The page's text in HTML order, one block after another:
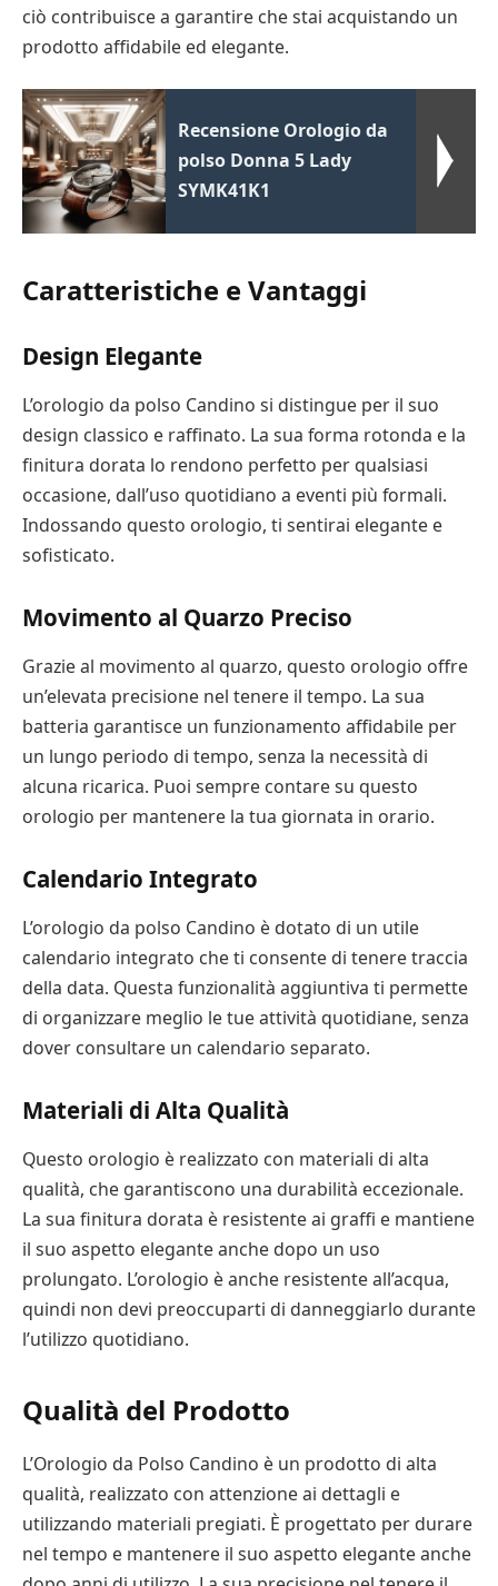
ciò contribuisce a garantire che stai acquistando un
prodotto affidabile ed elegante.
Recensione Orologio da
polso Donna 5 Lady
SYMK41K1
Caratteristiche e Vantaggi
Design Elegante
L’orologio da polso Candino si distingue per il suo
design classico e raffinato. La sua forma rotonda e la
finitura dorata lo rendono perfetto per qualsiasi
occasione, dall’uso quotidiano a eventi più formali.
Indossando questo orologio, ti sentirai elegante e
sofisticato.
Movimento al Quarzo Preciso
Grazie al movimento al quarzo, questo orologio offre
un’elevata precisione nel tenere il tempo. La sua
batteria garantisce un funzionamento affidabile per
un lungo periodo di tempo, senza la necessità di
alcuna ricarica. Puoi sempre contare su questo
orologio per mantenere la tua giornata in orario.
Calendario Integrato
L’orologio da polso Candino è dotato di un utile
calendario integrato che ti consente di tenere traccia
della data. Questa funzionalità aggiuntiva ti permette
di organizzare meglio le tue attività quotidiane, senza
dover consultare un calendario separato.
Materiali di Alta Qualità
Questo orologio è realizzato con materiali di alta
qualità, che garantiscono una durabilità eccezionale.
La sua finitura dorata è resistente ai graffi e mantiene
il suo aspetto elegante anche dopo un uso
prolungato. L’orologio è anche resistente all’acqua,
quindi non devi preoccuparti di danneggiarlo durante
l’utilizzo quotidiano.
Qualità del Prodotto
L’Orologio da Polso Candino è un prodotto di alta
qualità, realizzato con attenzione ai dettagli e
utilizzando materiali pregiati. È progettato per durare
nel tempo e mantenere il suo aspetto elegante anche